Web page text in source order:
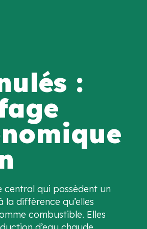
:
central qui possèdent un
différence qu’elles
combustible. Elles